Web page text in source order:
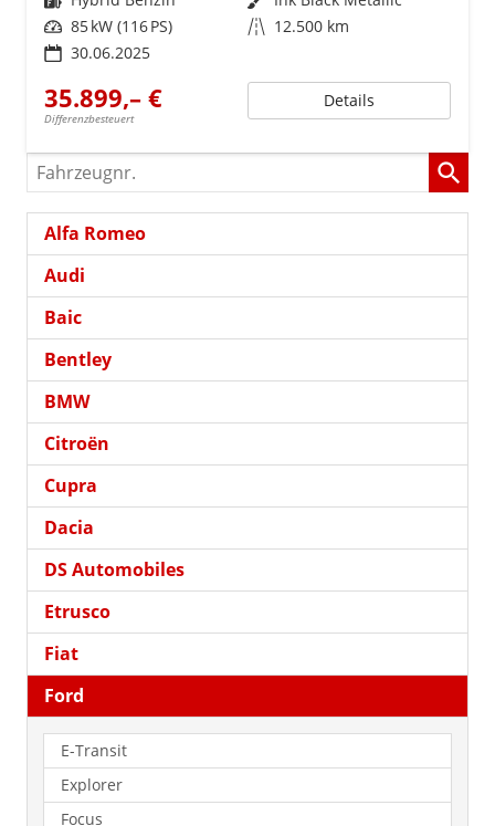
Leistung 85 kW (116 PS) Kilometerstand 12.500 km
30.06.2025
35.899,– €
Differenzbesteuert
Details
Fahrzeugnr.
Alfa Romeo
Audi
Baic
Bentley
BMW
Citroën
Cupra
Dacia
DS Automobiles
Etrusco
Fiat
Ford
E-Transit
Explorer
Focus